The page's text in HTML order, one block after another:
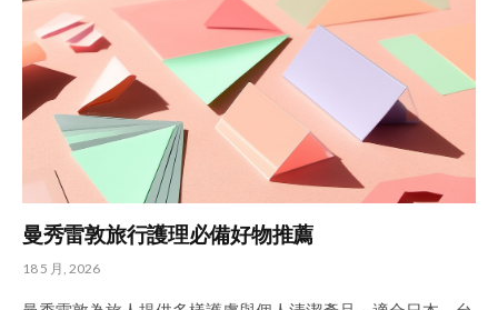
曼秀雷敦旅行護理必備好物推薦
18 5 月, 2026